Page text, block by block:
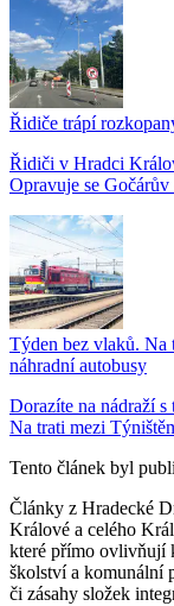
Řidiče trápí
Řidiči v Hradci
Opravuje se
Týden bez vlaků. Na
náhradní autobusy
Dorazíte na nádraží
Na trati mezi
Tento článek byl
Články z Hradecké
Králové a celého
které přímo ovlivňují
školství a komunální
či zásahy složek